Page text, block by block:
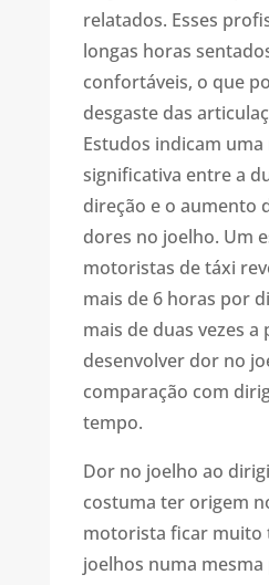
relatados. Esses
longas horas
confortáveis, o que
desgaste das
Estudos indicam uma
significativa entre a
direção e o aumento
dores no joelho. Um
motoristas de táxi
mais de 6 horas por
mais de duas vezes
desenvolver dor no
comparação com
tempo.
Dor no joelho ao
costuma ter origem
motorista ficar muito
joelhos numa mesma